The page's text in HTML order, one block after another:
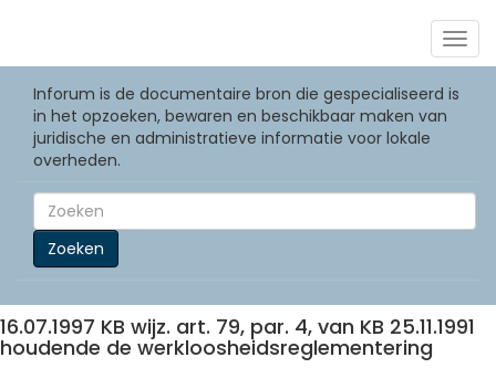
Inforum is de documentaire bron die gespecialiseerd is
in het opzoeken, bewaren en beschikbaar maken van
juridische en administratieve informatie voor lokale
overheden.
Zoeken
16.07.1997 KB wijz. art. 79, par. 4, van KB 25.11.1991
houdende de werkloosheidsreglementering